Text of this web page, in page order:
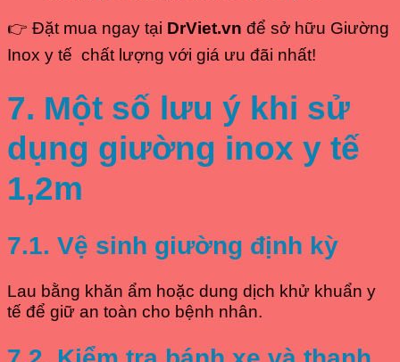
👉 Đặt mua ngay tại DrViet.vn để sở hữu Giường
Inox y tế chất lượng với giá ưu đãi nhất!
7. Một số lưu ý khi sử
dụng giường inox y tế
1,2m
7.1. Vệ sinh giường định kỳ
Lau bằng khăn ẩm hoặc dung dịch khử khuẩn y
tế để giữ an toàn cho bệnh nhân.